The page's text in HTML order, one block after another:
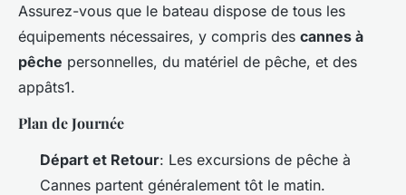
Assurez-vous que le bateau dispose de tous les
équipements nécessaires, y compris des cannes à
pêche personnelles, du matériel de pêche, et des
appâts1.
Plan de Journée
Départ et Retour: Les excursions de pêche à
Cannes partent généralement tôt le matin.